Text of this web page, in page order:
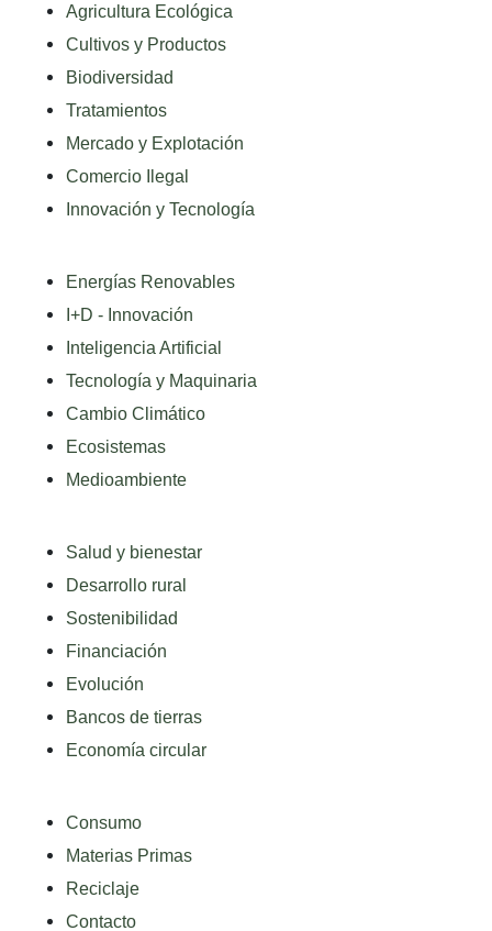
Agricultura Ecológica
Cultivos y Productos
Biodiversidad
Tratamientos
Mercado y Explotación
Comercio Ilegal
Innovación y Tecnología
Energías Renovables
I+D - Innovación
Inteligencia Artificial
Tecnología y Maquinaria
Cambio Climático
Ecosistemas
Medioambiente
Salud y bienestar
Desarrollo rural
Sostenibilidad
Financiación
Evolución
Bancos de tierras
Economía circular
Consumo
Materias Primas
Reciclaje
Contacto